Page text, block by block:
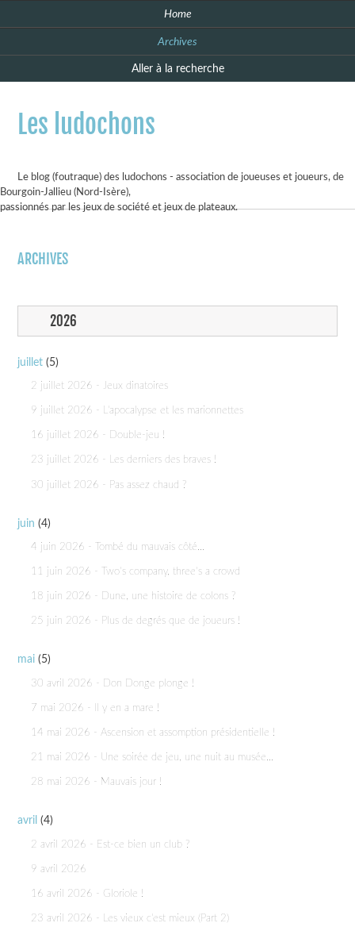
Home
Archives
Aller à la recherche
Les ludochons
Le blog (foutraque) des ludochons - association de joueuses et joueurs, de
Bourgoin-Jallieu (Nord-Isère),
passionnés par les jeux de société et jeux de plateaux.
ARCHIVES
2026
juillet (5)
2 juillet 2026 - Jeux dinatoires
9 juillet 2026 - L'apocalypse et les marionnettes
16 juillet 2026 - Double-jeu !
23 juillet 2026 - Les derniers des braves !
30 juillet 2026 - Pas assez chaud ?
juin (4)
4 juin 2026 - Tombé du mauvais côté...
11 juin 2026 - Two’s company, three’s a crowd
18 juin 2026 - Dune, une histoire de colons ?
25 juin 2026 - Plus de degrés que de joueurs !
mai (5)
30 avril 2026 - Don Donge plonge !
7 mai 2026 - Il y en a mare !
14 mai 2026 - Ascension et assomption présidentielle !
21 mai 2026 - Une soirée de jeu, une nuit au musée...
28 mai 2026 - Mauvais jour !
avril (4)
2 avril 2026 - Est-ce bien un club ?
9 avril 2026
16 avril 2026 - Gloriole !
23 avril 2026 - Les vieux c'est mieux (Part 2)